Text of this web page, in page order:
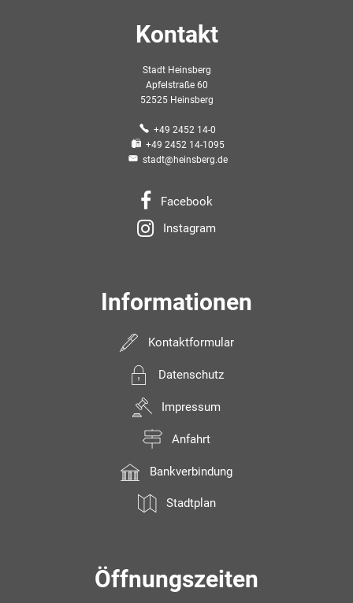
Kontakt
Stadt Heinsberg
Apfelstraße 60
52525 Heinsberg
+49 2452 14-0
+49 2452 14-1095
stadt@heinsberg.de
Facebook
Instagram
Informationen
Kontaktformular
Datenschutz
Impressum
Anfahrt
Bankverbindung
Stadtplan
Öffnungszeiten